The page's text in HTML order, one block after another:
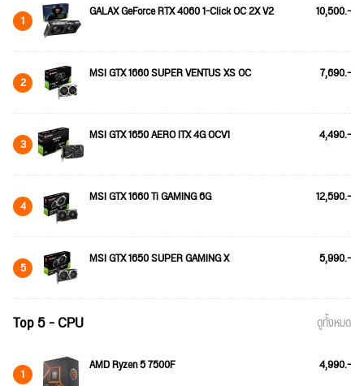
1 GALAX GeForce RTX 4060 1-Click OC 2X V2 10,500.-
2 MSI GTX 1660 SUPER VENTUS XS OC 7,690.-
3 MSI GTX 1650 AERO ITX 4G OCV1 4,490.-
4 MSI GTX 1660 Ti GAMING 6G 12,590.-
5 MSI GTX 1650 SUPER GAMING X 5,990.-
Top 5 - CPU ดูทั้งหมด
1 AMD Ryzen 5 7500F 4,990.-